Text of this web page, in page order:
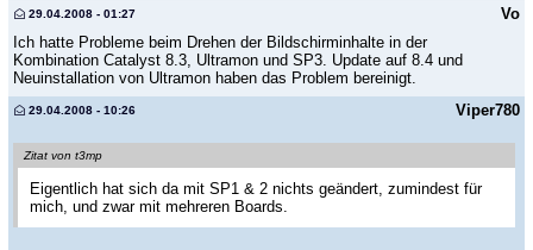
Vo
29.04.2008 - 01:27
Ich hatte Probleme beim Drehen der Bildschirminhalte in der
Kombination Catalyst 8.3, Ultramon und SP3. Update auf 8.4 und
Neuinstallation von Ultramon haben das Problem bereinigt.
Viper780
29.04.2008 - 10:26
Zitat von t3mp
Eigentlich hat sich da mit SP1 & 2 nichts geändert, zumindest für
mich, und zwar mit mehreren Boards.